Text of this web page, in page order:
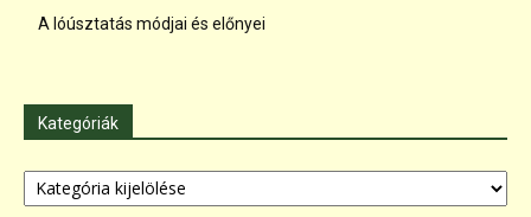
A lóúsztatás módjai és előnyei
Kategóriák
Kategóriák